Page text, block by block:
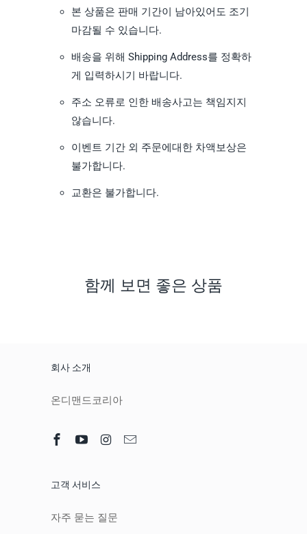
본 상품은 판매 기간이 남아있어도 조기
마감될 수 있습니다.
배송을 위해 Shipping Address를 정확하
게 입력하시기 바랍니다.
주소 오류로 인한 배송사고는 책임지지
않습니다.
이벤트 기간 외 주문에대한 차액보상은
불가합니다.
교환은 불가합니다.
함께 보면 좋은 상품
회사 소개
온디맨드코리아
고객 서비스
자주 묻는 질문